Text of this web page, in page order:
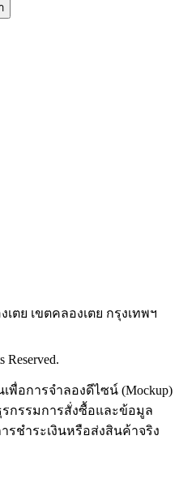
ตย เขตคลองเตย กรุงเทพฯ
อการจำลองดีไซน์ (Mockup)
กรรมการสั่งซื้อและข้อมูล
รชำระเงินหรือส่งสินค้าจริง